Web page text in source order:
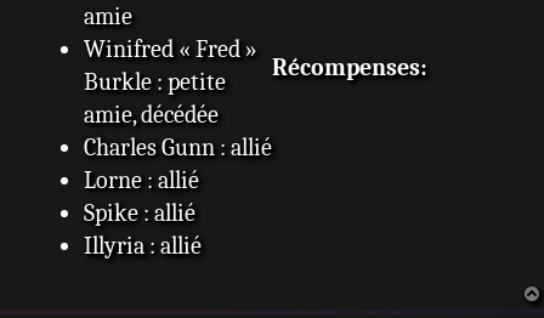
amie
Winifred « Fred »
Burkle : petite
amie, décédée
Charles Gunn : allié
Lorne : allié
Spike : allié
Illyria : allié
Récompenses: